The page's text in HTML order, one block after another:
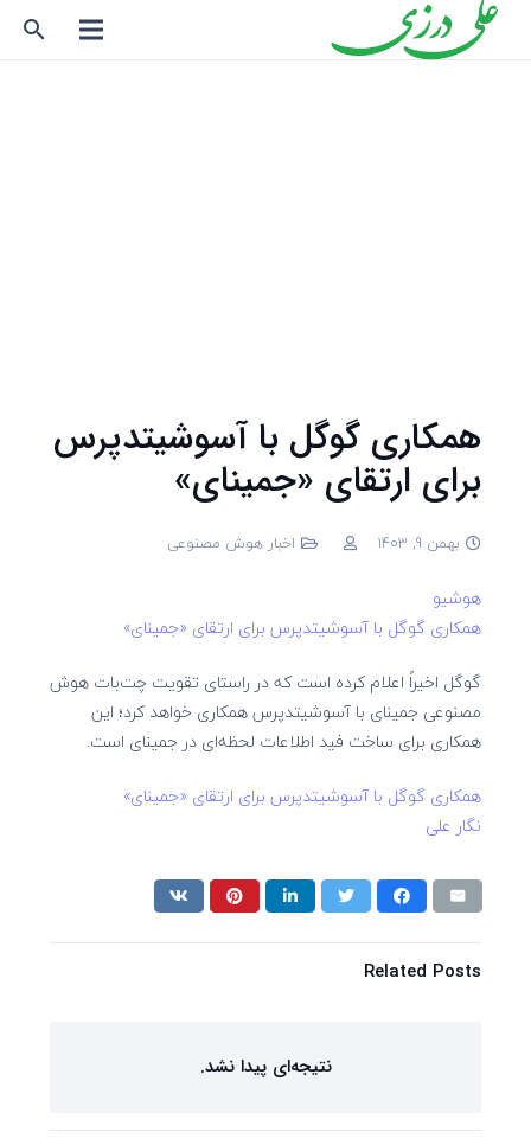
search
همکاری گوگل با آسوشیتدپرس
برای ارتقای «جمینای»
بهمن 9, 1403 اخبار هوش مصنوعی
هوشیو
همکاری گوگل با آسوشیتدپرس برای ارتقای «جمینای»
گوگل اخیراً اعلام کرده است که در راستای تقویت چت‌بات هوش
مصنوعی جمینای با آسوشیتدپرس همکاری خواهد کرد؛ این
همکاری برای ساخت فید اطلاعات لحظه‌ای در جمینای است.
همکاری گوگل با آسوشیتدپرس برای ارتقای «جمینای»
نگار علی
Related Posts
نتیجه‌ای پیدا نشد.